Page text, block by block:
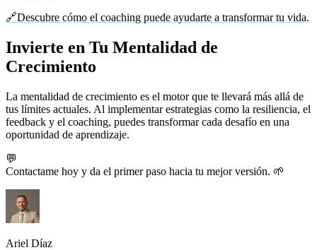
🔗Descubre cómo el coaching puede ayudarte a transformar tu vida.
Invierte en Tu Mentalidad de
Crecimiento
La mentalidad de crecimiento es el motor que te llevará más allá de
tus límites actuales. Al implementar estrategias como la resiliencia, el
feedback y el coaching, puedes transformar cada desafío en una
oportunidad de aprendizaje.
💬
Contactame hoy y da el primer paso hacia tu mejor versión. 🌱
Ariel Díaz